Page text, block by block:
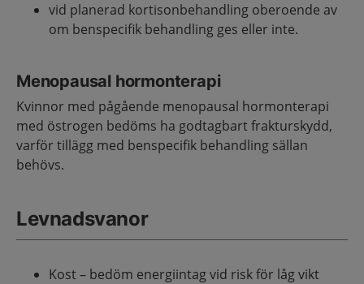
vid planerad kortisonbehandling oberoende av
om benspecifik behandling ges eller inte.
Menopausal hormonterapi
Kvinnor med pågående menopausal hormonterapi
med östrogen bedöms ha godtagbart frakturskydd,
varför tillägg med benspecifik behandling sällan
behövs.
Levnadsvanor
Kost – bedöm energiintag vid risk för låg vikt